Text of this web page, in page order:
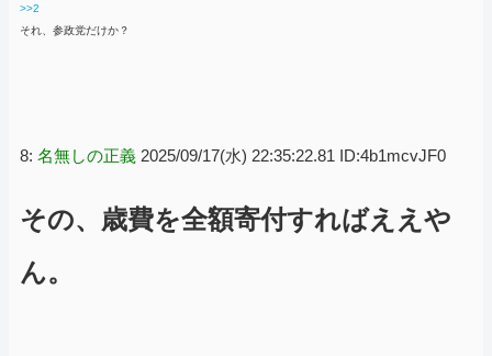
>>2
それ、参政党だけか？
8: 名無しの正義 2025/09/17(水) 22:35:22.81 ID:4b1mcvJF0
その、歳費を全額寄付すればええや
ん。